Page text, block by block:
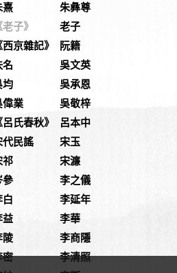
熹
朱彝尊
老子》
老子
西京雜記》
阮籍
名
吳文英
均
吳承恩
偉業
吳敬梓
呂氏春秋》
呂本中
代民謠
宋玉
祁
宋濂
參
李之儀
白
李延年
益
李華
陵
李商隱
密
李清照